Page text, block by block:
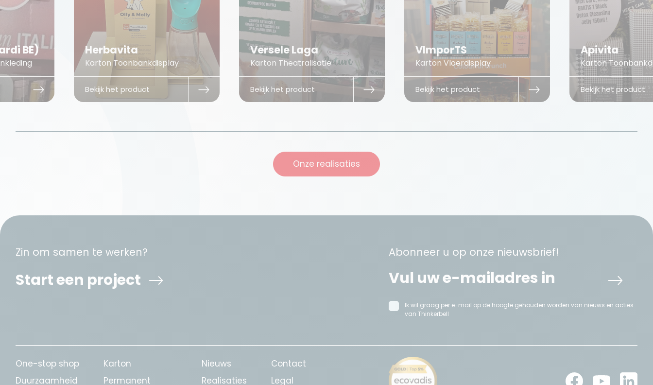
BE) Herbavita
Karton Toonbankdisplay
Bekijk het product
Versele Laga
Karton Theatralisatie
Bekijk het product
VImporTS
Karton Vloerdisplay
Bekijk het product
Apivita
Karton
Bekijk het product
Onze realisaties
Zin om samen te werken?
Start een project
Abonneer u op onze nieuwsbrief!
Ik wil graag per e-mail op de hoogte gehouden worden van nieuws en acties
van Thinkerbell
One-stop shop
Duurzaamheid
Karton
Permanent
Nieuws
Realisaties
Contact
Legal